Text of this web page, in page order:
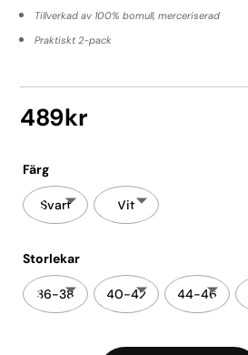
Tillverkad av 100% bomull, merceriserad
Praktiskt 2-pack
489kr
Färg
Svart Vit
Storlekar
36-38 40-42 44-46